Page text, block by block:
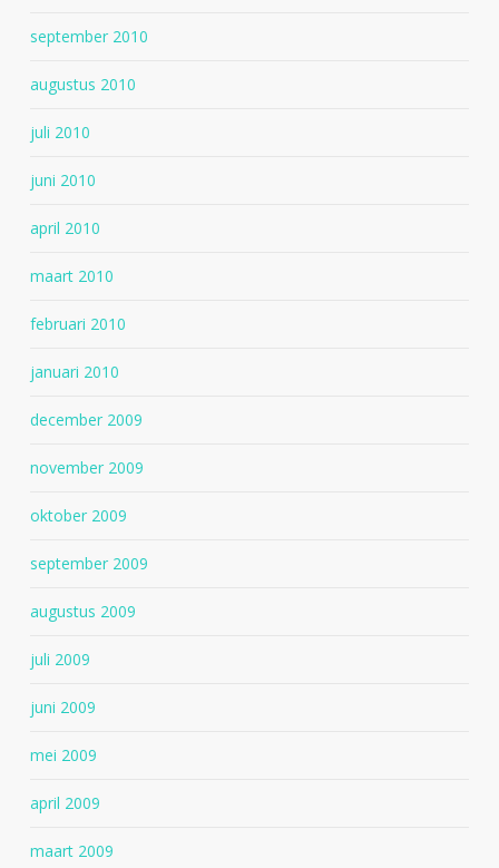
september 2010
augustus 2010
juli 2010
juni 2010
april 2010
maart 2010
februari 2010
januari 2010
december 2009
november 2009
oktober 2009
september 2009
augustus 2009
juli 2009
juni 2009
mei 2009
april 2009
maart 2009